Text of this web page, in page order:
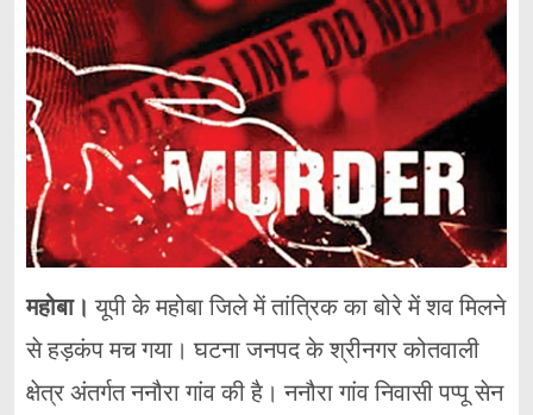
महोबा। यूपी के महोबा जिले में तांत्रिक का बोरे में शव मिलने
से हड़कंप मच गया। घटना जनपद के श्रीनगर कोतवाली
क्षेत्र अंतर्गत ननौरा गांव की है। ननौरा गांव निवासी पप्पू सेन